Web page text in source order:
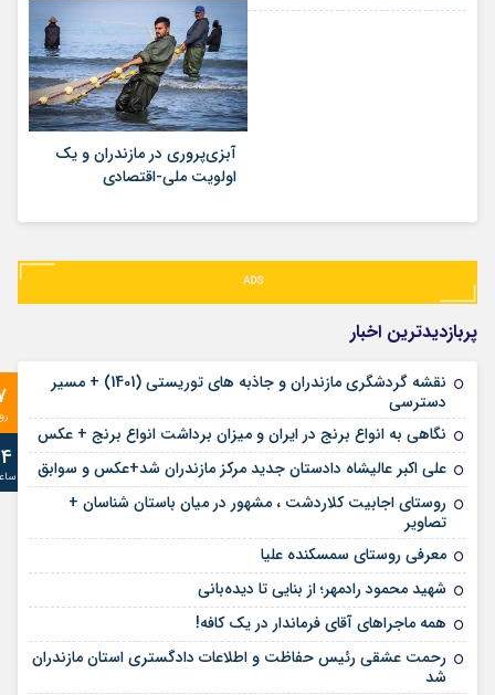
آبزی‌پروری در مازندران و یک
اولویت ملی-اقتصادی
پربازدیدترین اخبار
نقشه گردشگری مازندران و جاذبه های توریستی (1401) + مسیر
دسترسی
نگاهی به انواع برنج در ایران و میزان برداشت انواع برنج + عکس
علی‌ اکبر عالیشاه دادستان جدید مرکز مازندران شد+عکس و سوابق
روستای اجابیت کلاردشت ، مشهور در میان باستان شناسان +
تصاویر
معرفی روستای سمسکنده علیا
شهید محمود رادمهر؛ از بنایی تا دیده‌بانی
همه ماجراهای آقای فرماندار در یک کافه!
رحمت عشقی رئیس حفاظت و اطلاعات دادگستری استان مازندران
شد